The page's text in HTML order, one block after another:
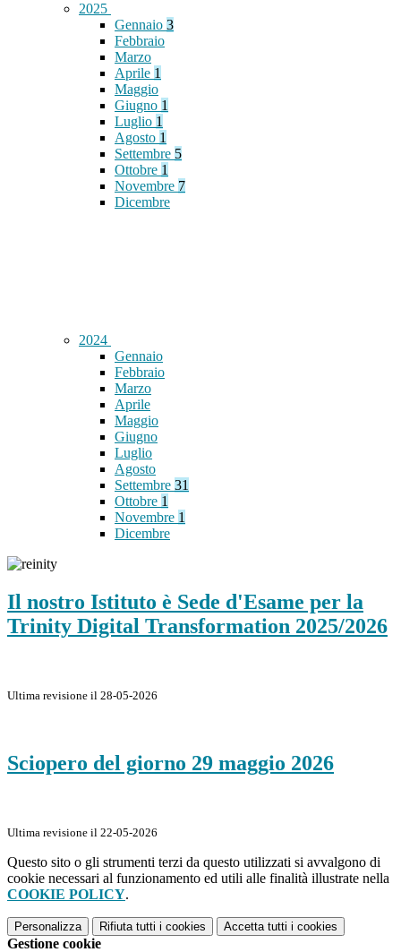
2025
Gennaio 3
Febbraio
Marzo
Aprile 1
Maggio
Giugno 1
Luglio 1
Agosto 1
Settembre 5
Ottobre 1
Novembre 7
Dicembre
2024
Gennaio
Febbraio
Marzo
Aprile
Maggio
Giugno
Luglio
Agosto
Settembre 31
Ottobre 1
Novembre 1
Dicembre
Il nostro Istituto è Sede d'Esame per la
Trinity Digital Transformation 2025/2026
Ultima revisione il 28-05-2026
Sciopero del giorno 29 maggio 2026
Ultima revisione il 22-05-2026
Questo sito o gli strumenti terzi da questo utilizzati si avvalgono di
cookie necessari al funzionamento ed utili alle finalità illustrate nella
COOKIE POLICY.
Personalizza Rifiuta tutti i cookies Accetta tutti i cookies
Gestione cookie